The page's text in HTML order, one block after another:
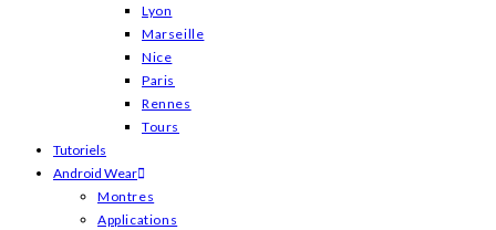
Lyon
Marseille
Nice
Paris
Rennes
Tours
Tutoriels
Android Wear
Montres
Applications